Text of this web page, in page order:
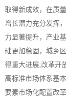
取得新成效，在质
增长潜力充分发挥
力显著提升，产业
础更加稳固，城乡
得重大进展;改革开
高标准市场体系基
要素市场化配置改